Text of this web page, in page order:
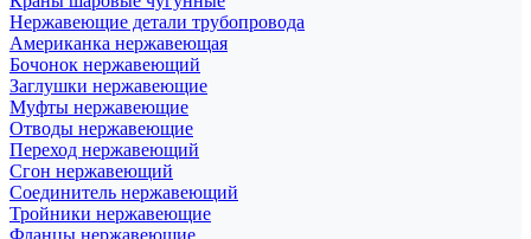
Нержавеющие детали трубопровода
Американка нержавеющая
Бочонок нержавеющий
Заглушки нержавеющие
Муфты нержавеющие
Отводы нержавеющие
Переход нержавеющий
Сгон нержавеющий
Соединитель нержавеющий
Тройники нержавеющие
Фланцы нержавеющие